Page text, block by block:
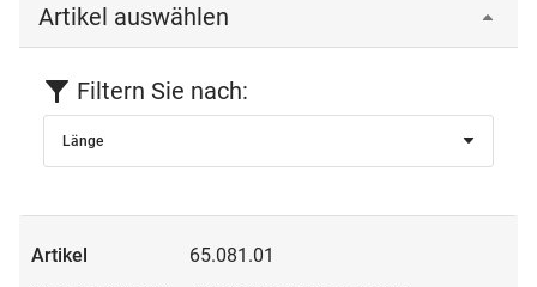
Artikel auswählen
Filtern Sie nach:
Länge
65.081.01